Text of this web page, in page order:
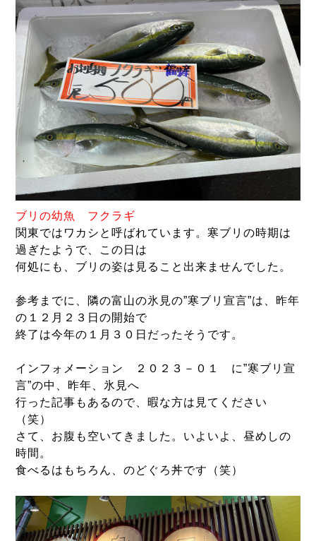
ブリ の幼魚 フクラギ
関東ではワカシと呼ばれています。寒ブリの時期は
過ぎたようで、この日は
何処にも、ブリの姿は見ること出来ませんでした。
参考までに、隣の富山の氷見の”寒ブリ宣言”は、昨年
の１２月２３日の開始で
終了は今年の１月３０日だったそうです。
インフォメーション ２０２３－０１ に”寒ブリ宣
言”の中、昨年、氷見へ
行った記事もあるので、暇な方は見てください
（笑）
さて、お腹も空いてきました。いよいよ、昼めしの
時間。
食べるはもちろん、のどぐろ丼です（笑）